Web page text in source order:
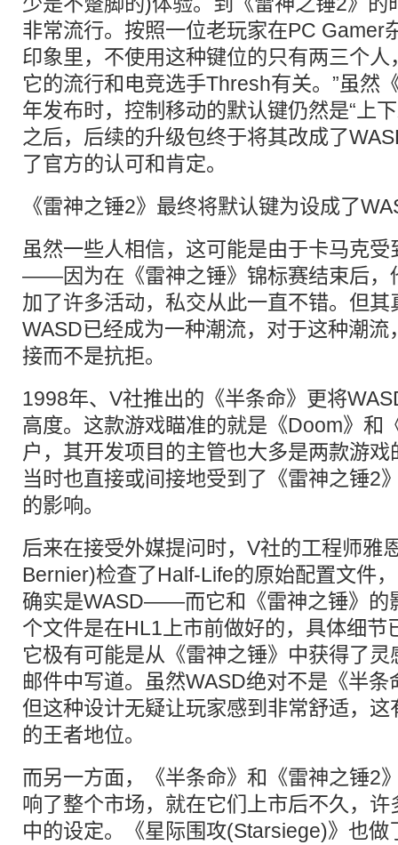
非常流行。按照一位老玩家在PC Gamer
印象里，不使用这种键位的只有两三个
它的流行和电竞选手Thresh有关。”虽然
年发布时，控制移动的默认键仍然是“上
之后，后续的升级包终于将其改成了
了官方的认可和肯定。
《雷神之锤2》最终将默认键为设成了
虽然一些人相信，这可能是由于卡马克
——因为在《雷神之锤》锦标赛结束后，
加了许多活动，私交从此一直不错。但
WASD已经成为一种潮流，对于这种潮
接而不是抗拒。
1998年、V社推出的《半条命》更将
高度。这款游戏瞄准的就是《Doom》和
户，其开发项目的主管也大多是两款游
当时也直接或间接地受到了《雷神之锤2
的影响。
后来在接受外媒提问时，V社的工程师雅
Bernier)检查了Half-Life的原始配置文件
确实是WASD——而它和《雷神之锤》的
个文件是在HL1上市前做好的，具体细节
它极有可能是从《雷神之锤》中获得了
邮件中写道。虽然WASD绝对不是《半
但这种设计无疑让玩家感到非常舒适，
的王者地位。
而另一方面，《半条命》和《雷神之锤2
响了整个市场，就在它们上市后不久，
中的设定。《星际围攻(Starsiege)》也做